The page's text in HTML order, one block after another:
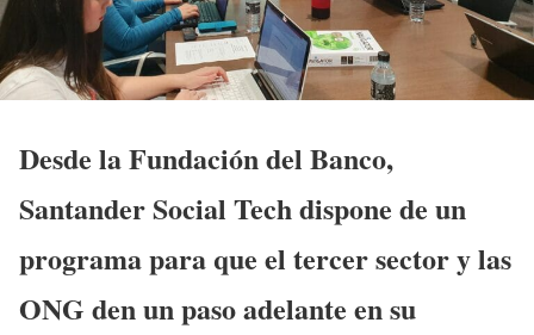
Desde la Fundación del Banco,
Santander Social Tech dispone de un
programa para que el tercer sector y las
ONG den un paso adelante en su